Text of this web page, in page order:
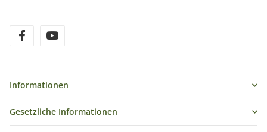
Informationen
Gesetzliche Informationen